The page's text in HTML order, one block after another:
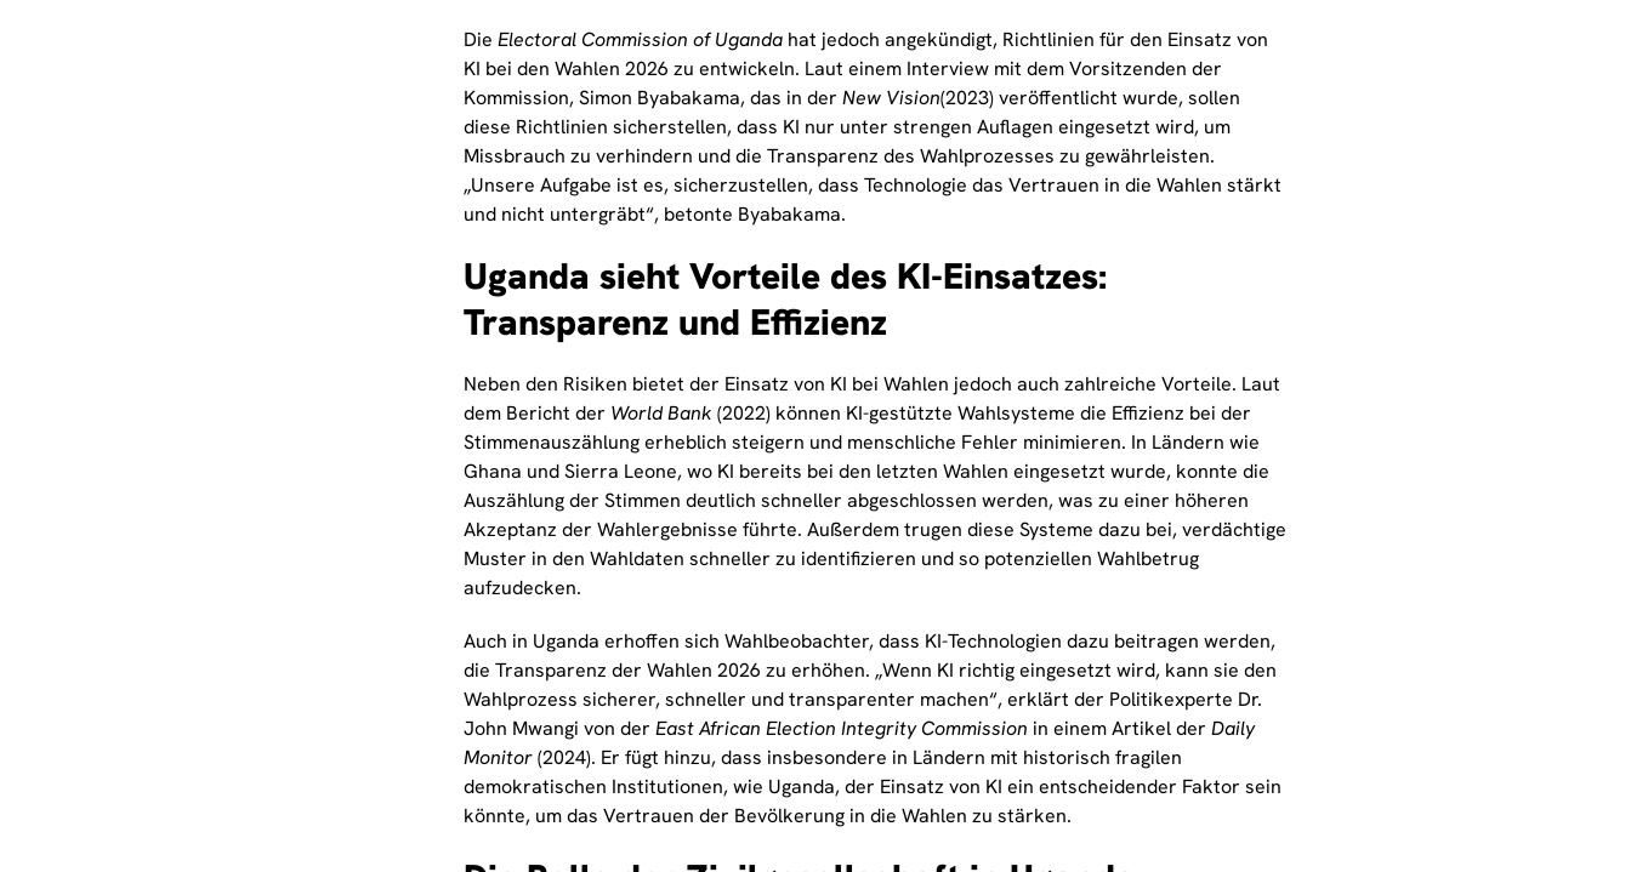
Die Electoral Commission of Uganda hat jedoch angekündigt, Richtlinien für den Einsatz von
KI bei den Wahlen 2026 zu entwickeln. Laut einem Interview mit dem Vorsitzenden der
Kommission, Simon Byabakama, das in der New Vision(2023) veröffentlicht wurde, sollen
diese Richtlinien sicherstellen, dass KI nur unter strengen Auflagen eingesetzt wird, um
Missbrauch zu verhindern und die Transparenz des Wahlprozesses zu gewährleisten.
„Unsere Aufgabe ist es, sicherzustellen, dass Technologie das Vertrauen in die Wahlen stärkt
und nicht untergräbt“, betonte Byabakama.
Uganda sieht Vorteile des KI-Einsatzes:
Transparenz und Effizienz
Neben den Risiken bietet der Einsatz von KI bei Wahlen jedoch auch zahlreiche Vorteile. Laut
dem Bericht der World Bank (2022) können KI-gestützte Wahlsysteme die Effizienz bei der
Stimmenauszählung erheblich steigern und menschliche Fehler minimieren. In Ländern wie
Ghana und Sierra Leone, wo KI bereits bei den letzten Wahlen eingesetzt wurde, konnte die
Auszählung der Stimmen deutlich schneller abgeschlossen werden, was zu einer höheren
Akzeptanz der Wahlergebnisse führte. Außerdem trugen diese Systeme dazu bei, verdächtige
Muster in den Wahldaten schneller zu identifizieren und so potenziellen Wahlbetrug
aufzudecken.
Auch in Uganda erhoffen sich Wahlbeobachter, dass KI-Technologien dazu beitragen werden,
die Transparenz der Wahlen 2026 zu erhöhen. „Wenn KI richtig eingesetzt wird, kann sie den
Wahlprozess sicherer, schneller und transparenter machen“, erklärt der Politikexperte Dr.
John Mwangi von der East African Election Integrity Commission in einem Artikel der Daily
Monitor(2024). Er fügt hinzu, dass insbesondere in Ländern mit historisch fragilen
demokratischen Institutionen, wie Uganda, der Einsatz von KI ein entscheidender Faktor sein
könnte, um das Vertrauen der Bevölkerung in die Wahlen zu stärken.